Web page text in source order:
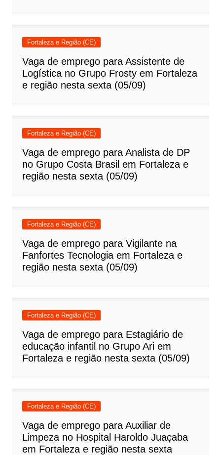
Fortaleza e Região (CE)
Vaga de emprego para Assistente de
Logística no Grupo Frosty em Fortaleza
e região nesta sexta (05/09)
Fortaleza e Região (CE)
Vaga de emprego para Analista de DP
no Grupo Costa Brasil em Fortaleza e
região nesta sexta (05/09)
Fortaleza e Região (CE)
Vaga de emprego para Vigilante na
Fanfortes Tecnologia em Fortaleza e
região nesta sexta (05/09)
Fortaleza e Região (CE)
Vaga de emprego para Estagiário de
educação infantil no Grupo Ari em
Fortaleza e região nesta sexta (05/09)
Fortaleza e Região (CE)
Vaga de emprego para Auxiliar de
Limpeza no Hospital Haroldo Juaçaba
em Fortaleza e região nesta sexta